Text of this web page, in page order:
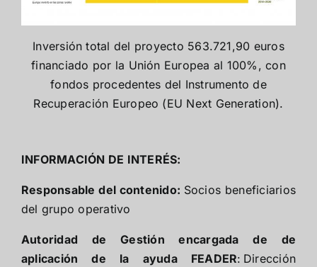
Inversión total del proyecto 563.721,90 euros
financiado por la Unión Europea al 100%, con
fondos procedentes del Instrumento de
Recuperación Europeo (EU Next Generation).
INFORMACIÓN DE INTERÉS:
Responsable del contenido: Socios beneficiarios
del grupo operativo
Autoridad de Gestión encargada de de
aplicación de la ayuda FEADER: Dirección